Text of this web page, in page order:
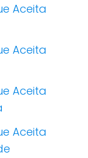
Aceita
Aceita
Aceita
Aceita